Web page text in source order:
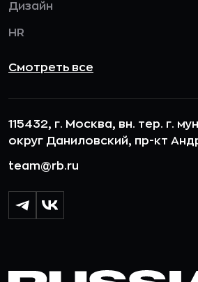
Дизайн
HR
Смотреть все
115432, г. Москва, вн. тер. г.
округ Даниловский, пр-кт
team@rb.ru